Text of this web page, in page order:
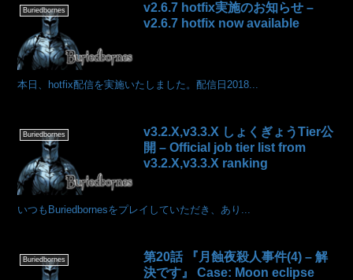
Buriedbornes
v2.6.7 hotfix実施のお知らせ –
v2.6.7 hotfix now available
本日、hotfix配信を実施いたしました。配信日2018...
Buriedbornes
v3.2.X,v3.3.X しょくぎょうTier公
開 – Official job tier list from
v3.2.X,v3.3.X ranking
いつもBuriedbornesをプレイしていただき、あり...
Buriedbornes
第20話 『月蝕夜殺人事件(4) – 解
決です』 Case: Moon eclipse